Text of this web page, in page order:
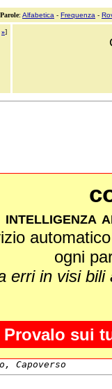
Parole: Alfabetica - Frequenza -
»]
intelligenza
ogni
erri in visi
Provalo sui
Capoverso